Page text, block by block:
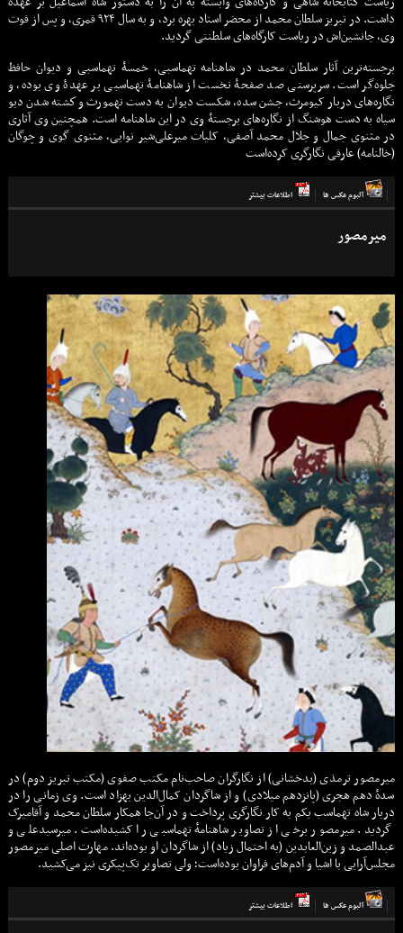
داشت. در تبریز سلطان محمد از محضر استاد بهره برد، و به سال ۹۲۴ قمری، و پس از فوت
وی، جانشین‌اش در ریاست کارگاه‌های سلطنتی گردید.
برجسته‌ترین آثار سلطان محمد در شاهنامه تهماسبی، خمسۀ تهماسبی و دیوان حافظ
جلوه‌گر است. سرپرستی صد صفحۀ نخست از شاهنامۀ تهماسبی بر عهدۀ وی بوده، و
نگاره‌های دربار کیومرث، جشن سده، شکست دیوان به دست تهمورث و كشته شدن ديو
سياه به دست هوشنگ از نگاره‌های برجستۀ وی در این شاهنامه است. همچنین وی آثاری
در مثنوی جمال و جلال محمد آصفی، کلیات میرعلی‌شیر نوایی، مثنوی گوی و چوگان
(خالنامه) عارفی نگارگری کرده‌است
آلبوم عكس ها اطلاعات بيشتر
میرمصور
میرمصور ترمذی (بدخشانی) از نگارگران صاحب‌نام مکتب صفوی (مکتب تبریز دوم) در
سدهٔ دهم هجری (پانزدهم میلادی) و از شاگردان کمال‌الدین بهزاد است. وی زمانی را در
دربار شاه تهماسب یکم به کار نگارگری پرداخت و در آن‌جا همکار سلطان محمد و آقامیرک
گردید. میرمصور برخی از تصاویر شاهنامهٔ تهماسبی را کشیده‌است. میرسیدعلی و
عبدالصمد و زین‌العابدین (به احتمال زیاد) از شاگردان او بوده‌اند. مهارت اصلی میرمصور
مجلس‌آرایی با اشیا و آدم‌های فراوان بوده‌است؛ ولی تصاویر تک‌پیکری نیز می‌کشید.
آلبوم عكس ها اطلاعات بيشتر